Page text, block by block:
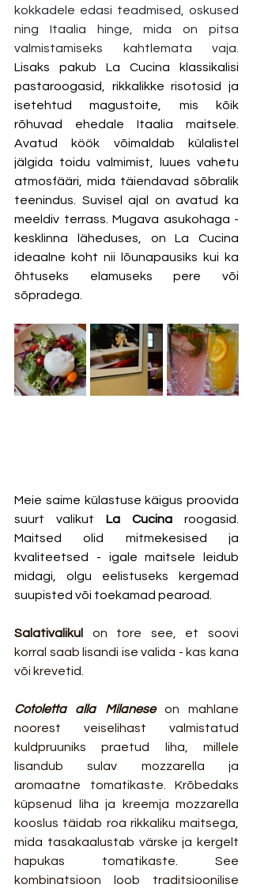
kokkadele edasi teadmised, oskused
ning Itaalia hinge, mida on pitsa
Lisaks pakub La Cucina klassikalisi
pastaroogasid, rikkalikke risotosid ja
isetehtud magustoite, mis kõik
rõhuvad ehedale Itaalia maitsele.
Avatud köök võimaldab külalistel
jälgida toidu valmimist, luues vahetu
atmosfääri, mida täiendavad sõbralik
teenindus. Suvisel ajal on avatud ka
meeldiv terrass. Mugava asukohaga -
kesklinna läheduses, on La Cucina
ideaalne koht nii lõunapausiks kui ka
õhtuseks elamuseks pere või
sõpradega.
Meie saime külastuse käigus proovida
suurt valikut La Cucina roogasid.
Maitsed olid mitmekesised ja
kvaliteetsed - igale maitsele leidub
midagi, olgu eelistuseks kergemad
suupisted või toekamad pearoad.
Salativalikul
on tore see, et soovi
korral saab lisandi ise valida - kas kana
või krevetid.
Cotoletta alla Milanese on mahlane
noorest veiselihast valmistatud
kuldpruuniks praetud liha, millele
lisandub sulav mozzarella ja
aromaatne tomatikaste. Krõbedaks
küpsenud liha ja kreemja mozzarella
kooslus täidab roa rikkaliku maitsega,
mida tasakaalustab värske ja kergelt
hapukas tomatikaste. See
kombinatsioon loob traditsioonilise